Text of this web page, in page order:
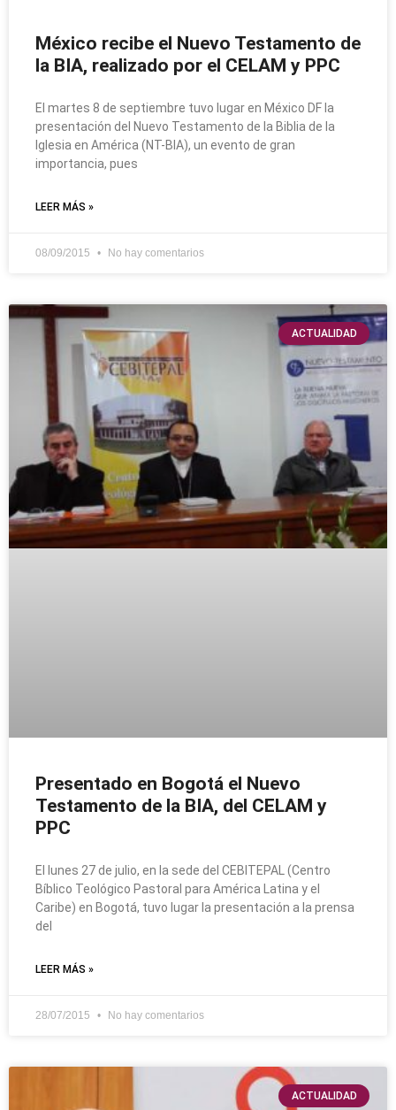
México recibe el Nuevo Testamento de
la BIA, realizado por el CELAM y PPC
El martes 8 de septiembre tuvo lugar en México DF la
presentación del Nuevo Testamento de la Biblia de la
Iglesia en América (NT-BIA), un evento de gran
importancia, pues
LEER MÁS »
08/09/2015 No hay comentarios
ACTUALIDAD
Presentado en Bogotá el Nuevo
Testamento de la BIA, del CELAM y
PPC
El lunes 27 de julio, en la sede del CEBITEPAL (Centro
Bíblico Teológico Pastoral para América Latina y el
Caribe) en Bogotá, tuvo lugar la presentación a la prensa
del
LEER MÁS »
28/07/2015 No hay comentarios
ACTUALIDAD